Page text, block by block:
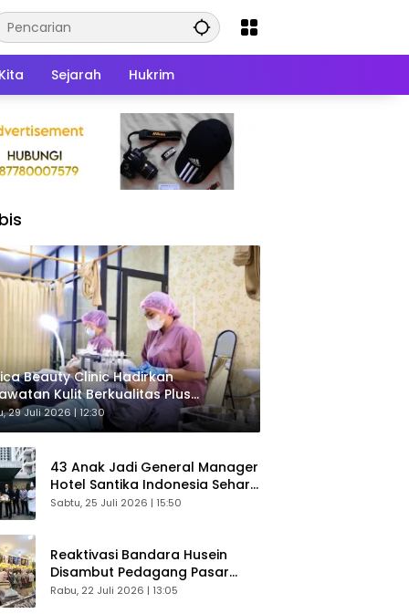
Sejarah Hukrim
Beauty Clinic Hadirkan
Kulit Berkualitas Plus
Gratis
29 Juli 2026 | 12:30
43 Anak Jadi General Manager
Hotel Santika Indonesia Sehari
Sukses Digelar
Sabtu, 25 Juli 2026 | 15:50
Reaktivasi Bandara Husein
Disambut Pedagang Pasar
Baru, Diyakini Bangkitkan
Rabu, 22 Juli 2026 | 13:05